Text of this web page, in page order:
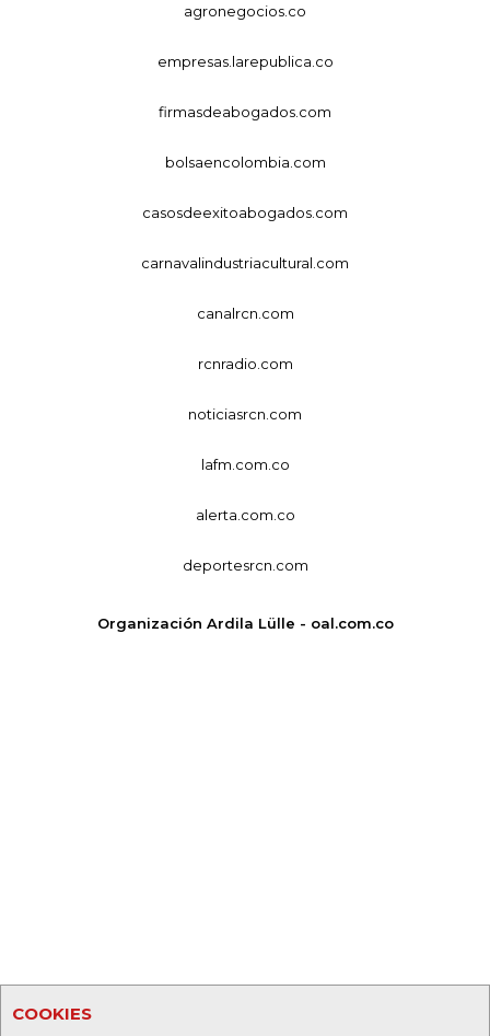
COOKIES
agronegocios.co
empresas.larepublica.co
firmasdeabogados.com
bolsaencolombia.com
casosdeexitoabogados.com
carnavalindustriacultural.com
canalrcn.com
rcnradio.com
noticiasrcn.com
lafm.com.co
alerta.com.co
deportesrcn.com
Organización Ardila Lülle - oal.com.co